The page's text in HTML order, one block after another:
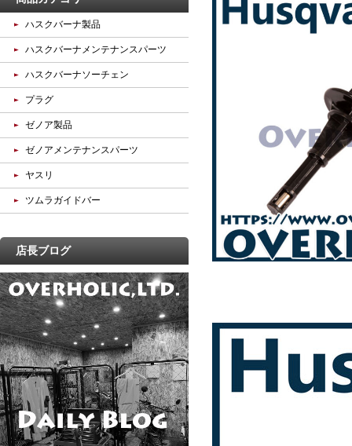
ハスクバーナ製品
ハスクバーナメンテナンスパーツ
ハスクバーナソーチェン
プラグ
ゼノア製品
ゼノアメンテナンスパーツ
ヤスリ
ツムラガイドバー
店長ブログ